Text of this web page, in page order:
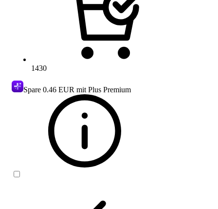
1430
Spare 0.46 EUR mit Plus Premium